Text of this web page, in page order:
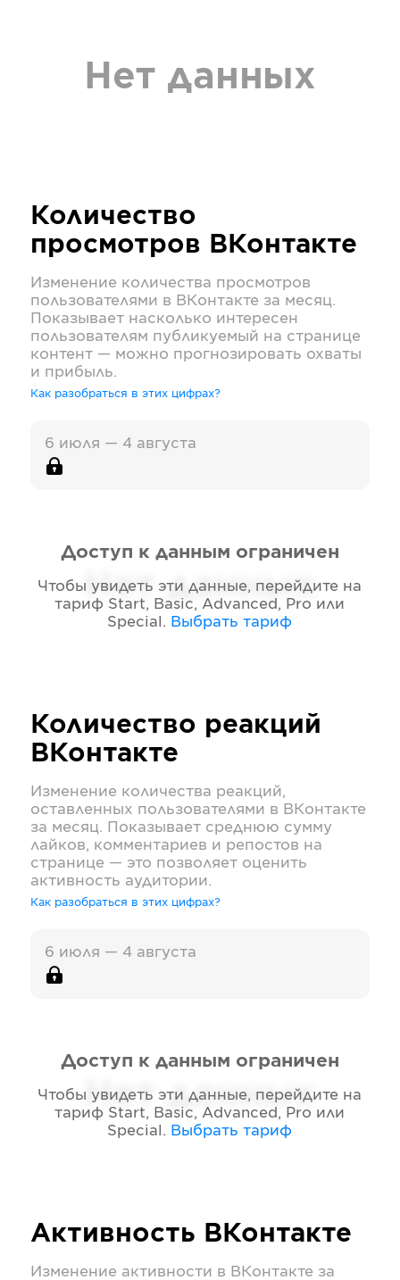
Нет данных
Количество
просмотров ВКонтакте
Изменение количества просмотров
пользователями в ВКонтакте за месяц.
Показывает насколько интересен
пользователям публикуемый на странице
контент — можно прогнозировать охваты
и прибыль.
Как разобраться в этих цифрах?
6 июля — 4 августа
Нет данных
Доступ к данным ограничен
Чтобы увидеть эти данные, перейдите на
тариф Start, Basic, Advanced, Pro или
Special . Выбрать тариф
Количество реакций
ВКонтакте
Изменение количества реакций,
оставленных пользователями в ВКонтакте
за месяц. Показывает среднюю сумму
лайков, комментариев и репостов на
странице — это позволяет оценить
активность аудитории.
Как разобраться в этих цифрах?
6 июля — 4 августа
Нет данных
Доступ к данным ограничен
Чтобы увидеть эти данные, перейдите на
тариф Start, Basic, Advanced, Pro или
Special . Выбрать тариф
Активность ВКонтакте
Изменение активности в ВКонтакте за